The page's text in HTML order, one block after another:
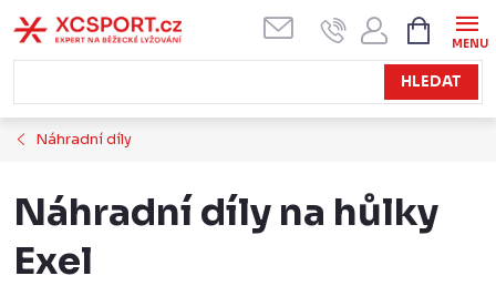
na
obsah
HLEDAT
KOŠÍK
Náhradní díly
Náhradní díly na hůlky
Exel